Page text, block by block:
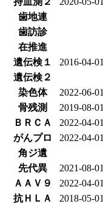
歯地連
歯訪診
在推進
遺伝検１
2016-04-01
遺伝検２
染色体
2022-06-01
骨残測
2019-08-01
ＢＲＣＡ
2022-04-01
がんプロ
2022-04-01
角ジ遺
先代異
2021-08-01
ＡＡＶ９
2022-04-01
抗ＨＬＡ
2018-05-01